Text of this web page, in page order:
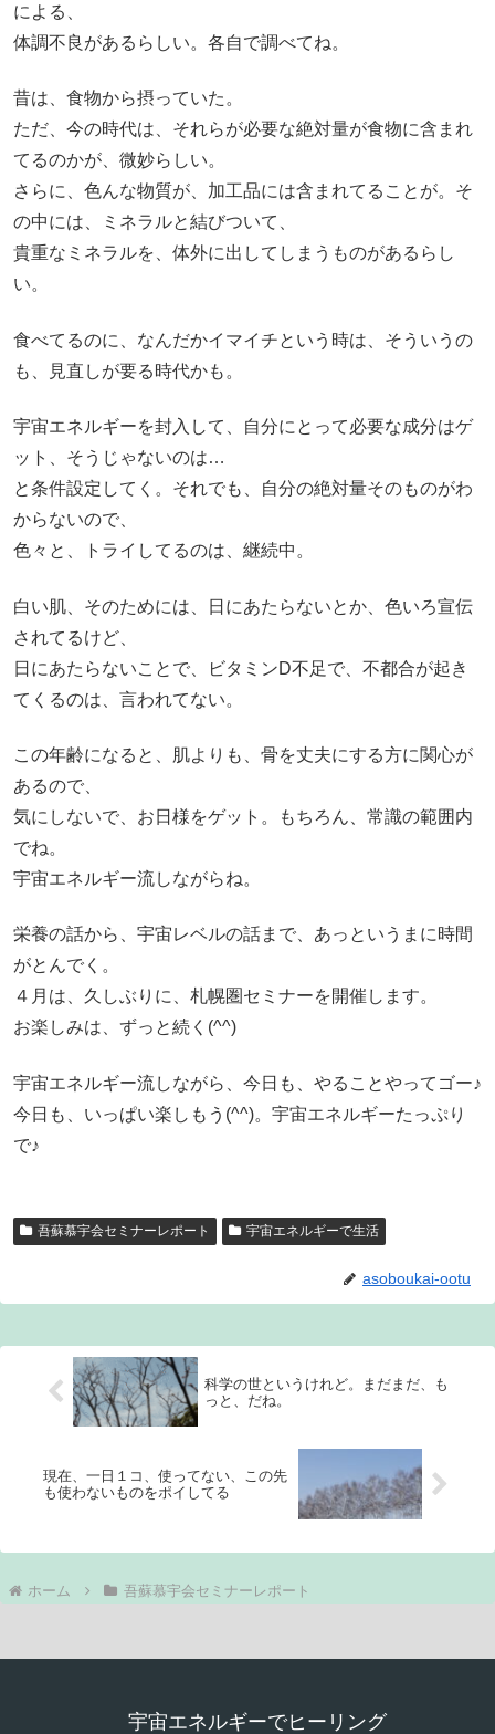
による、
体調不良があるらしい。各自で調べてね。
昔は、食物から摂っていた。
ただ、今の時代は、それらが必要な絶対量が食物に含まれ
てるのかが、微妙らしい。
さらに、色んな物質が、加工品には含まれてることが。そ
の中には、ミネラルと結びついて、
貴重なミネラルを、体外に出してしまうものがあるらし
い。
食べてるのに、なんだかイマイチという時は、そういうの
も、見直しが要る時代かも。
宇宙エネルギーを封入して、自分にとって必要な成分はゲ
ット、そうじゃないのは…
と条件設定してく。それでも、自分の絶対量そのものがわ
からないので、
色々と、トライしてるのは、継続中。
白い肌、そのためには、日にあたらないとか、色いろ宣伝
されてるけど、
日にあたらないことで、ビタミンD不足で、不都合が起き
てくるのは、言われてない。
この年齢になると、肌よりも、骨を丈夫にする方に関心が
あるので、
気にしないで、お日様をゲット。もちろん、常識の範囲内
でね。
宇宙エネルギー流しながらね。
栄養の話から、宇宙レベルの話まで、あっというまに時間
がとんでく。
４月は、久しぶりに、札幌圏セミナーを開催します。
お楽しみは、ずっと続く(^^)
宇宙エネルギー流しながら、今日も、やることやってゴー♪
今日も、いっぱい楽しもう(^^)。宇宙エネルギーたっぷり
で♪
吾蘇慕宇会セミナーレポート 宇宙エネルギーで生活
asoboukai-ootu
科学の世というけれど。まだまだ、も
っと、だね。
現在、一日１コ、使ってない、この先
も使わないものをポイしてる
ホーム 吾蘇慕宇会セミナーレポート
宇宙エネルギーでヒーリング